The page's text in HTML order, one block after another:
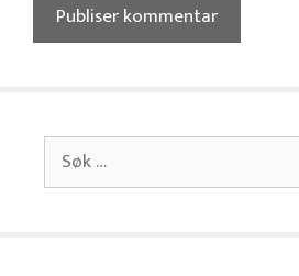
Søk
etter: